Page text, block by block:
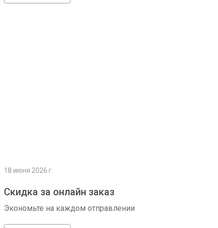
18 июня 2026 г.
Скидка за онлайн заказ
Экономьте на каждом отправлении